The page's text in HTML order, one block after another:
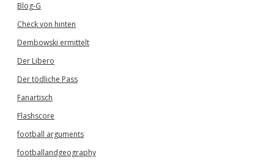
Blog-G
Check von hinten
Dembowski ermittelt
Der Libero
Der tödliche Pass
Fanartisch
Flashscore
football arguments
footballandgeography